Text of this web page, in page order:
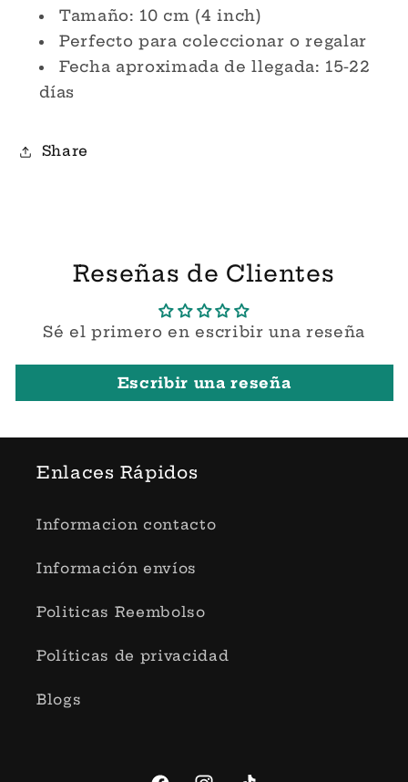
Tamaño: 10 cm (4 inch)
Perfecto para coleccionar o regalar
Fecha aproximada de llegada: 15-22
días
Share
Reseñas de Clientes
Sé el primero en escribir una reseña
Escribir una reseña
Enlaces Rápidos
Informacion contacto
Información envíos
Politicas Reembolso
Políticas de privacidad
Blogs